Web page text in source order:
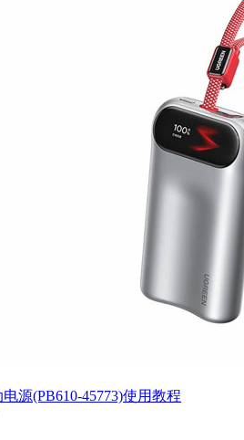
源(PB610-45773)使用教程